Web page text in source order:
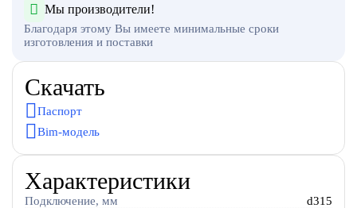
Мы производители!
Благодаря этому Вы имеете минимальные сроки
изготовления и поставки
Скачать
Паспорт
Bim-модель
Характеристики
Подключение, мм d315